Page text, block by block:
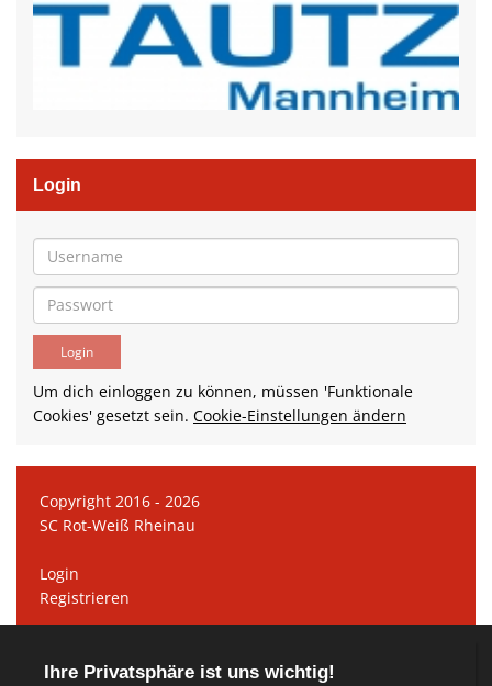
Login
Um dich einloggen zu können, müssen 'Funktionale
Cookies' gesetzt sein. Cookie-Einstellungen ändern
Copyright 2016 - 2026
SC Rot-Weiß Rheinau
Login
Registrieren